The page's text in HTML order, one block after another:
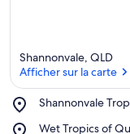
Shannonvale, QLD
Afficher sur la carte
Shannonvale
Place,
Tropical
Wet Tropics of
Place,